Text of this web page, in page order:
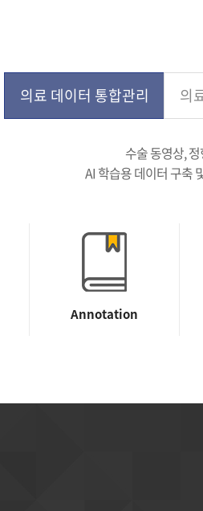
의료 데이터 통합관리 의
수술 동영상,
AI 학습용 데이터 구축
Annotation